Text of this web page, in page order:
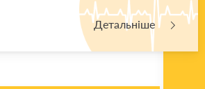
Детальніше